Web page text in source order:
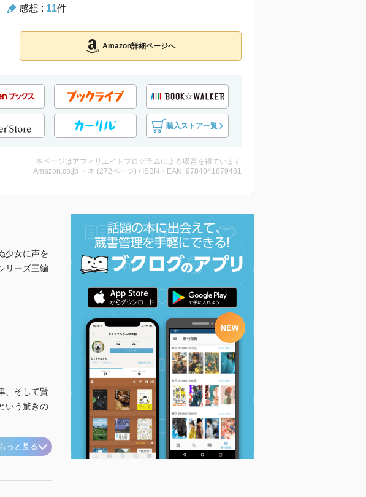
感想 : 11件
Amazon詳細ページへ
購入ストア一覧
本ページはアフィリエイトプログラムによる収益を得ています
Amazon.co.jp ・本 (272ページ) / ISBN・EAN: 9784041879481
少女に声を
リーズ三編
、そして賢
いう驚きの
もっと見る